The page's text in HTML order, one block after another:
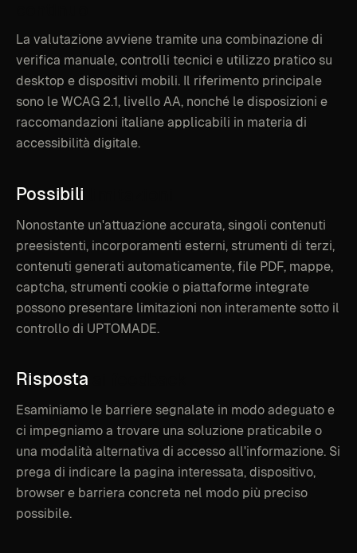
La valutazione avviene tramite una combinazione di
verifica manuale, controlli tecnici e utilizzo pratico su
desktop e dispositivi mobili. Il riferimento principale
sono le WCAG 2.1, livello AA, nonché le disposizioni e
raccomandazioni italiane applicabili in materia di
accessibilità digitale.
Possibili
Nonostante un'attuazione accurata, singoli contenuti
preesistenti, incorporamenti esterni, strumenti di terzi,
contenuti generati automaticamente, file PDF, mappe,
captcha, strumenti cookie o piattaforme integrate
possono presentare limitazioni non interamente sotto il
controllo di UPTOMADE.
Risposta
Esaminiamo le barriere segnalate in modo adeguato e
ci impegniamo a trovare una soluzione praticabile o
una modalità alternativa di accesso all'informazione. Si
prega di indicare la pagina interessata, dispositivo,
browser e barriera concreta nel modo più preciso
possibile.